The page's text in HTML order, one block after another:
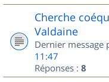
Cherche
Valdaine
Dernier message
11:47
Réponses : 8